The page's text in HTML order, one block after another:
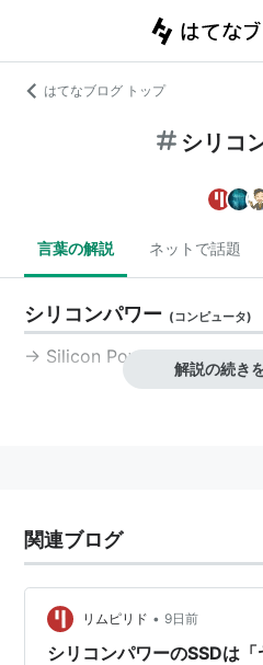
はてなブログ トップ
シリコ
言葉の解説 ネットで話題
シリコンパワー (コンピュータ)
→ Silicon Power
解説の続き
関連ブログ
リムピリド • 9日前
シリコンパワーのSSDは「